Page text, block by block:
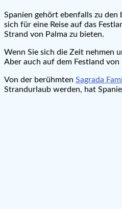
Spanien gehört ebenfalls zu den
sich für eine Reise auf das
Strand von Palma zu bieten.
Wenn Sie sich die Zeit nehmen
Aber auch auf dem Festland
Von der berühmten Sagrada
Strandurlaub werden, hat